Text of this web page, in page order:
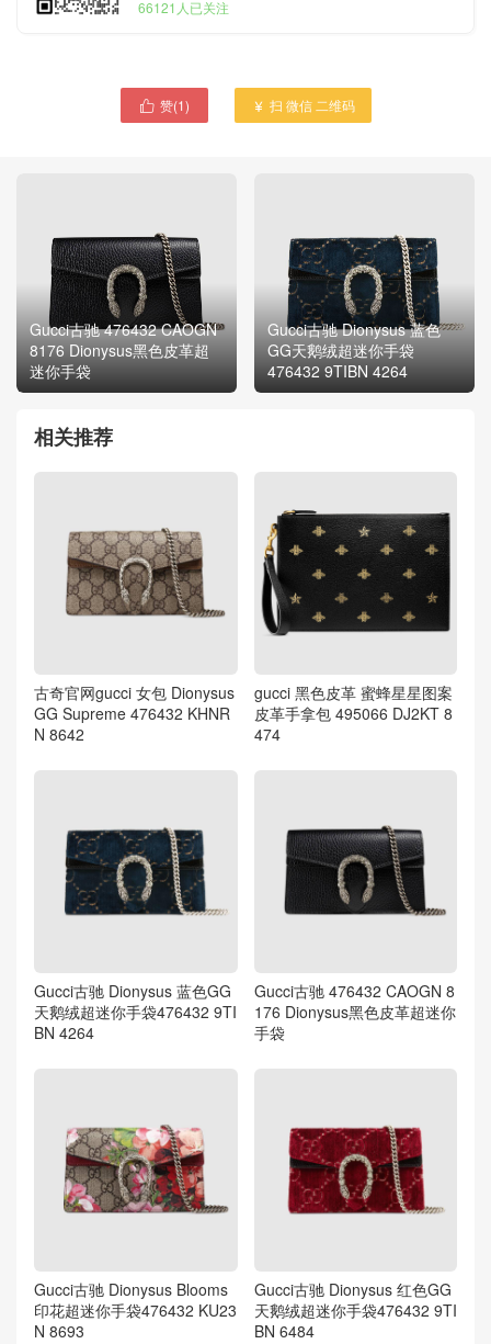
66121人已关注
 赞(1)  扫 微信 二维码
Gucci古驰 476432 CAOGN
8176 Dionysus黑色皮革超
迷你手袋
Gucci古驰 Dionysus 蓝色
GG天鹅绒超迷你手袋
476432 9TIBN 4264
相关推荐
古奇官网gucci 女包 Dionysus
GG Supreme 476432 KHNR
N 8642
gucci 黑色皮革 蜜蜂星星图案
皮革手拿包 495066 DJ2KT 8
474
Gucci古驰 Dionysus 蓝色GG
天鹅绒超迷你手袋476432 9TI
BN 4264
Gucci古驰 476432 CAOGN 8
176 Dionysus黑色皮革超迷你
手袋
Gucci古驰 Dionysus Blooms
印花超迷你手袋476432 KU23
N 8693
Gucci古驰 Dionysus 红色GG
天鹅绒超迷你手袋476432 9TI
BN 6484